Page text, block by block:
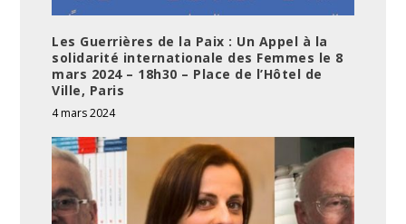
Les Guerrières de la Paix : Un Appel à la
solidarité internationale des Femmes le 8
mars 2024 – 18h30 – Place de l’Hôtel de
Ville, Paris
4 mars 2024